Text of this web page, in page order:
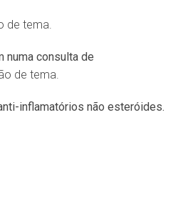
de tema.
numa consulta de
de tema.
inflamatórios não esteróides.